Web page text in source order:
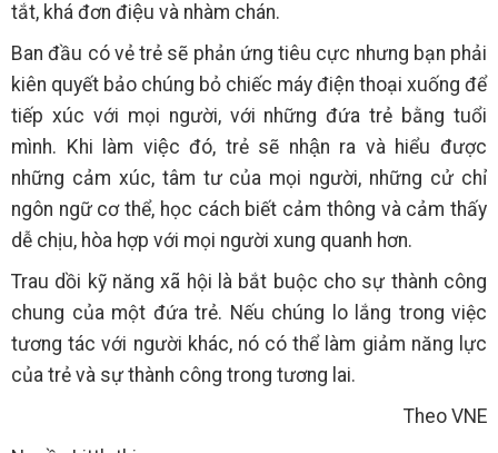
tắt, khá đơn điệu và nhàm chán.
Ban đầu có vẻ trẻ sẽ phản ứng tiêu cực nhưng bạn phải
kiên quyết bảo chúng bỏ chiếc máy điện thoại xuống để
tiếp xúc với mọi người, với những đứa trẻ bằng tuổi
mình. Khi làm việc đó, trẻ sẽ nhận ra và hiểu được
những cảm xúc, tâm tư của mọi người, những cử chỉ
ngôn ngữ cơ thể, học cách biết cảm thông và cảm thấy
dễ chịu, hòa hợp với mọi người xung quanh hơn.
Trau dồi kỹ năng xã hội là bắt buộc cho sự thành công
chung của một đứa trẻ. Nếu chúng lo lắng trong việc
tương tác với người khác, nó có thể làm giảm năng lực
của trẻ và sự thành công trong tương lai.
Theo VNE